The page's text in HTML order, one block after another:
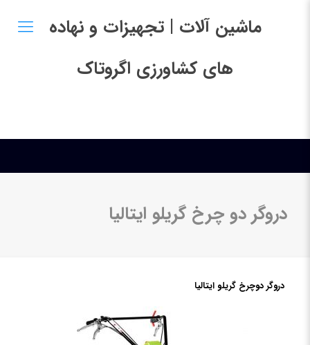
ماشین آلات | تجهیزات و نهاده
های کشاورزی اگروتاک
دروگر دو چرخ گریلو ایتالیا
دروگر دوچرخ گریلو ایتالیا